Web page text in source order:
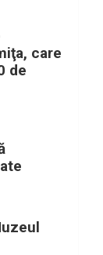
care
de